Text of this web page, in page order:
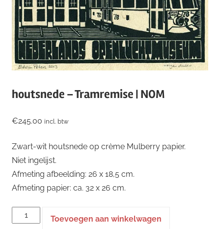
houtsnede – Tramremise | NOM
€245.00 incl. btw
Zwart-wit houtsnede op crème Mulberry papier.
Niet ingelijst.
Afmeting afbeelding: 26 x 18,5 cm.
Afmeting papier: ca. 32 x 26 cm.
houtsnede
Toevoegen aan winkelwagen